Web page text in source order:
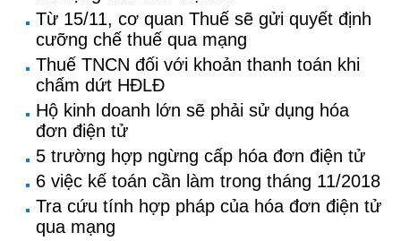
Từ 15/11, cơ quan Thuế sẽ gửi quyết định
cưỡng chế thuế qua mạng
Thuế TNCN đối với khoản thanh toán khi
chấm dứt HĐLĐ
Hộ kinh doanh lớn sẽ phải sử dụng hóa
đơn điện tử
5 trường hợp ngừng cấp hóa đơn điện tử
6 việc kế toán cần làm trong tháng 11/2018
Tra cứu tính hợp pháp của hóa đơn điện tử
qua mạng